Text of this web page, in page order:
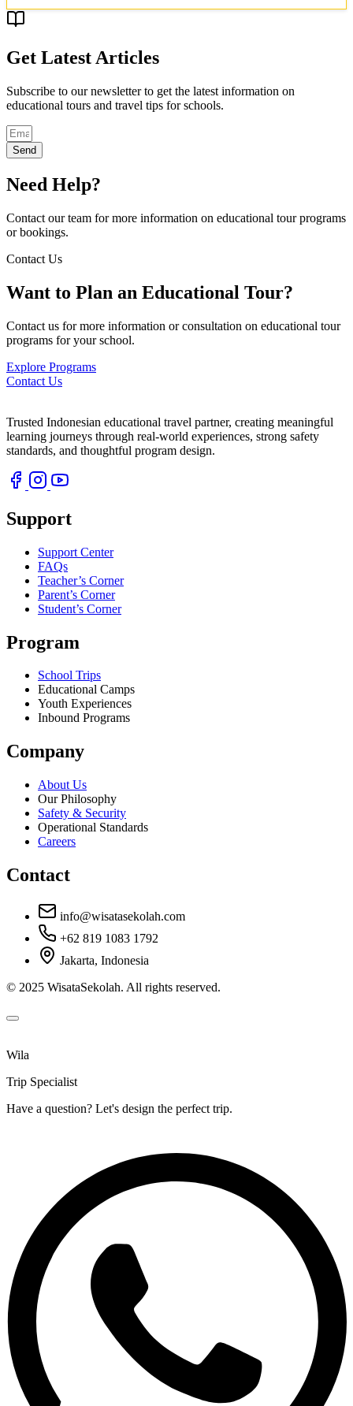
Get Latest Articles
Subscribe to our newsletter to get the latest information on
educational tours and travel tips for schools.
Send
Need Help?
Contact our team for more information on educational tour programs
or bookings.
Contact Us
Want to Plan an Educational Tour?
Contact us for more information or consultation on educational tour
programs for your school.
Explore Programs
Contact Us
Trusted Indonesian educational travel partner, creating meaningful
learning journeys through real-world experiences, strong safety
standards, and thoughtful program design.
Support
Support Center
FAQs
Teacher’s Corner
Parent’s Corner
Student’s Corner
Program
School Trips
Educational Camps
Youth Experiences
Inbound Programs
Company
About Us
Our Philosophy
Safety & Security
Operational Standards
Careers
Contact
info@wisatasekolah.com
+62 819 1083 1792
Jakarta, Indonesia
© 2025 WisataSekolah. All rights reserved.
Wila
Trip Specialist
Have a question? Let's design the perfect trip.